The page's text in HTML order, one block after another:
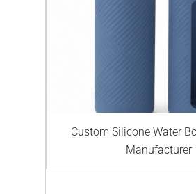
Custom Silicone Water
Manufacturer